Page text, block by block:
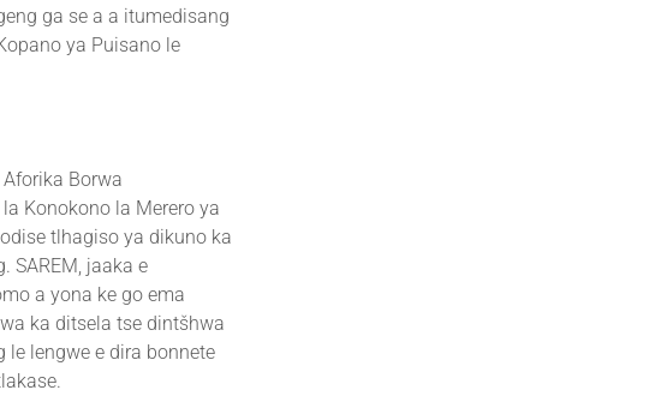
ga se a a itumedisang
ya Puisano le
Borwa
Konokono la Merero ya
tlhagiso ya dikuno ka
SAREM, jaaka e
a yona ke go ema
ka ditsela tse dintšhwa
lengwe e dira bonnete